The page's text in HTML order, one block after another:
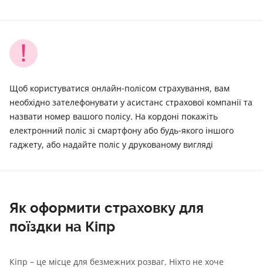
Щоб користуватися онлайн-полісом страхування, вам
необхідно зателефонувати у асистанс страхової компанії та
назвати номер вашого полісу. На кордоні покажіть
електронний поліс зі смартфону або будь-якого іншого
гаджету, або надайте поліс у друкованому вигляді
Як оформити страховку для
поїздки на Кіпр
Кіпр – це місце для безмежних розваг. Ніхто не хоче